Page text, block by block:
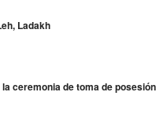
Ladakh
ceremonia de toma de posesión